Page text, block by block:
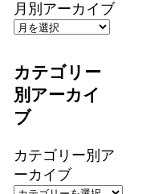
月別アーカイブ
カテゴリー
別アーカイ
ブ
カテゴリー別ア
ーカイブ